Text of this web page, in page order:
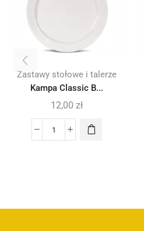
Zastawy stołowe i talerze
Kampa Classic B...
12,00 zł